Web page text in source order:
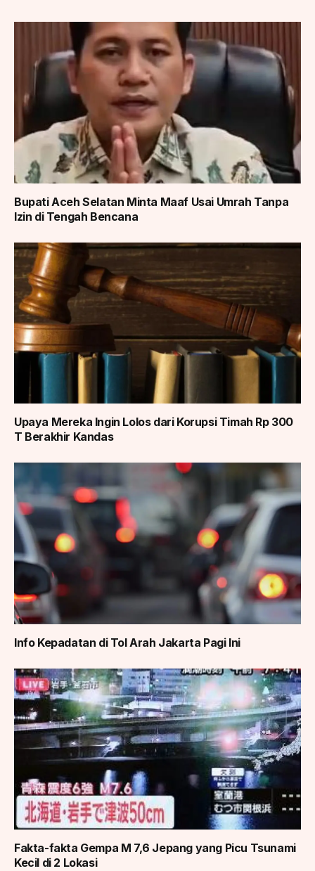
Bupati Aceh Selatan Minta Maaf Usai Umrah Tanpa
Izin di Tengah Bencana
Upaya Mereka Ingin Lolos dari Korupsi Timah Rp 300
T Berakhir Kandas
Info Kepadatan di Tol Arah Jakarta Pagi Ini
Fakta-fakta Gempa M 7,6 Jepang yang Picu Tsunami
Kecil di 2 Lokasi